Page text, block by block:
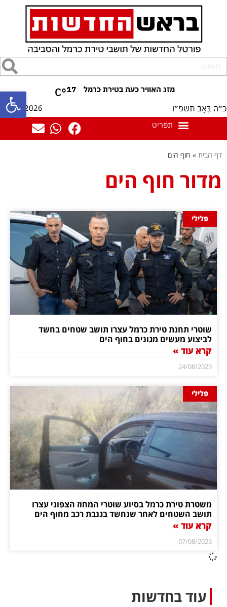
פתח 17
°C
כ״ה בְּאָב תשפ״ו 07/08/2026
דף הבית » חוף הים
מדור חוף הים
פלילי
שוטרי תחנת טירת כרמל עצרו תושב שטחים בחשד
לביצוע מעשים מגונים בחוף הים
קרא עוד »
24/08/2023
פלילי
משטרת טירת כרמל בסיוע שוטרי המחוז הצפוני עצרו
תושב השטחים לאחר שנחשד בגנבת רכב מחוף הים
קרא עוד »
07/08/2023
עוד בחדשות